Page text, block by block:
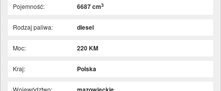
Pojemność: 6687 cm3
Rodzaj paliwa: diesel
Moc: 220 KM
Kraj: Polska